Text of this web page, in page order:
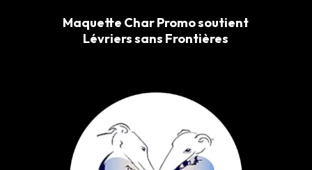
Maquette Char Promo soutient
Lévriers sans Frontières